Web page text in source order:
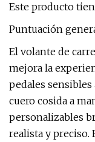
Este producto
Puntuación
El volante de
mejora la
pedales
cuero cosida a
personalizables
realista y preciso.